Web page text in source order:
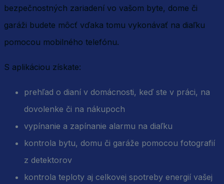
bezpečnostných zariadení vo vašom byte, dome či
garáži budete môcť vďaka tomu vykonávať na diaľku
pomocou mobilného telefónu.
S aplikáciou získate:
prehľad o dianí v domácnosti, keď ste v práci, na
dovolenke či na nákupoch
vypínanie a zapínanie alarmu na diaľku
kontrola bytu, domu či garáže pomocou fotografií
z detektorov
kontrola teploty aj celkovej spotreby energií vašej